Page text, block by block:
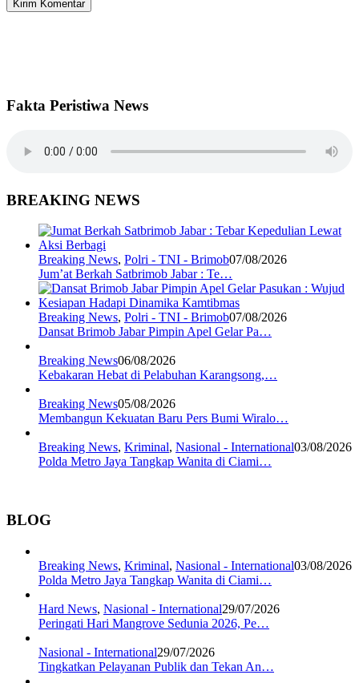
Fakta Peristiwa News
BREAKING NEWS
Breaking News, Polri - TNI - Brimob07/08/2026
Jum’at Berkah Satbrimob Jabar : Te…
Breaking News, Polri - TNI - Brimob07/08/2026
Dansat Brimob Jabar Pimpin Apel Gelar Pa…
Breaking News06/08/2026
Kebakaran Hebat di Pelabuhan Karangsong,…
Breaking News05/08/2026
Membangun Kekuatan Baru Pers Bumi Wiralo…
Breaking News, Kriminal, Nasional - International03/08/2026
Polda Metro Jaya Tangkap Wanita di Ciami…
BLOG
Breaking News, Kriminal, Nasional - International03/08/2026
Polda Metro Jaya Tangkap Wanita di Ciami…
Hard News, Nasional - International29/07/2026
Peringati Hari Mangrove Sedunia 2026, Pe…
Nasional - International29/07/2026
Tingkatkan Pelayanan Publik dan Tekan An…